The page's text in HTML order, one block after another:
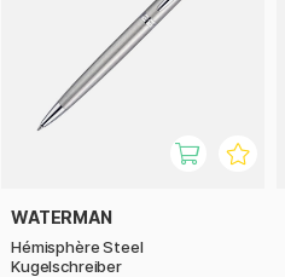
WATERMAN
Hémisphère Steel
Kugelschreiber